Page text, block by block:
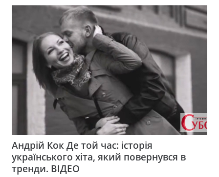
Андрій Кок Де той час: історія
українського хіта, який повернувся в
тренди. ВІДЕО